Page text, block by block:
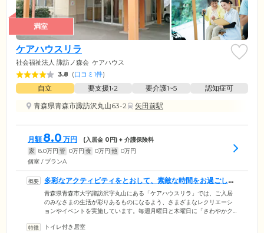
満室
ケアハウスリラ
社会福祉法人 諏訪ノ森会 ケアハウス
3.8 (口コミ1件)
自立 要支援1•2 要介護1~5
認知症可
青森県青森市諏訪沢丸山63-2
矢田前駅
月額 8.0 万円 (入居金 0円) + 介護保険料
家 8.0万円 管 0万円 食 0万円 他 0万円
個室 / プランA
多彩なアクティビティをとおして、素敵な時間をお過ごしい
ただけます
青森県青森市大字諏訪沢字丸山にある「ケアハウスリラ」では、ご入居
のみなさまの生活が彩りあるものになるよう、さまざまなレクリエーシ
ョンやイベントを実施しています。毎週月曜日と木曜日に「さわやかク
園で季節の野菜を育てたり、森林浴を楽しみながら遊歩道をお散歩した
トイレ付き居室